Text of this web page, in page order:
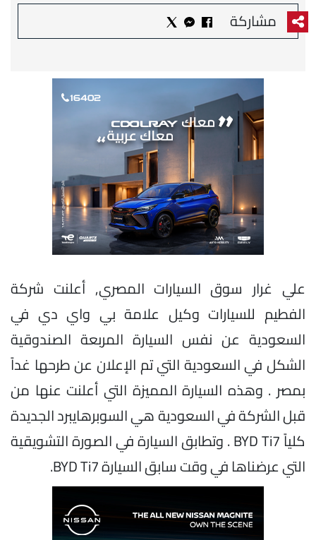
مشاركة
علي غرار سوق السيارات المصري, أعلنت شركة
الفطيم للسيارات وكيل علامة بي واي دي في
السعودية عن نفس السيارة المربعة الصندوقية
الشكل في السعودية التي تم الإعلان عن طرحها غداً
بمصر . وهذه السيارة المميزة التي أعلنت عنها من
قبل الشركة في السعودية هي السوبرهايبرد الجديدة
كلياً BYD Ti7 . وتطابق السيارة في الصورة التشويقية
التي عرضناها في وقت سابق السيارة BYD Ti7.